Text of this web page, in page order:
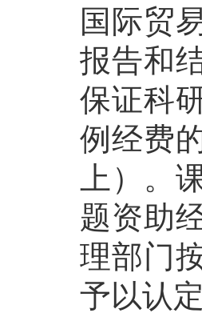
国际贸
报告和
保证科
例经费
上）。
题资助
理部门
予以认